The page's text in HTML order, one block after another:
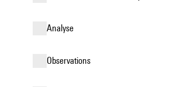
analyse
observations